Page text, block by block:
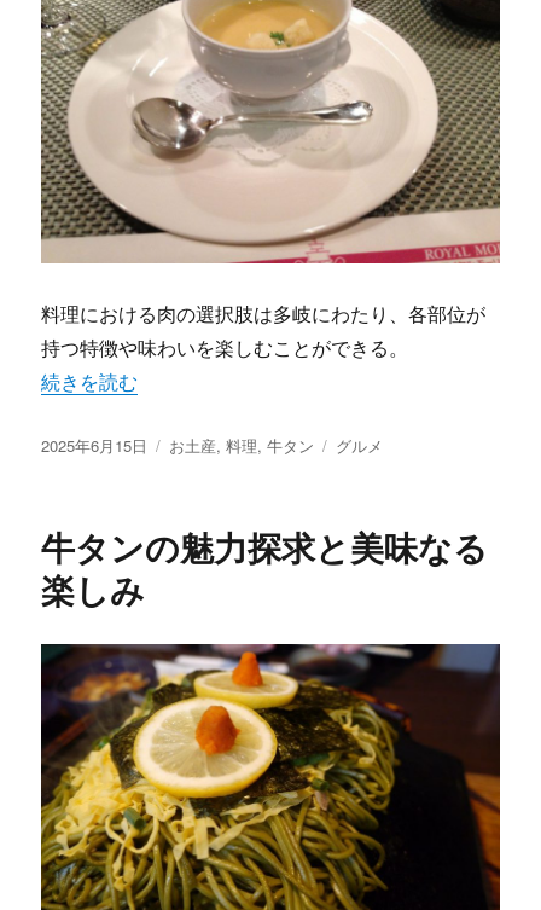
料理における肉の選択肢は多岐にわたり、各部位が
持つ特徴や味わいを楽しむことができる。
“牛タンで広がる料理の楽園” の
続きを読む
投
2025年6月15日
カ
ー
お土産,料理,牛タン
タ
グルメ
牛タンの魅力探求と美味なる
楽しみ